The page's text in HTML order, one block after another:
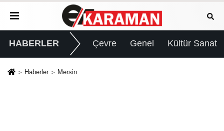
HABERLER Çevre Genel Kültür Sanat
Haberler Mersin